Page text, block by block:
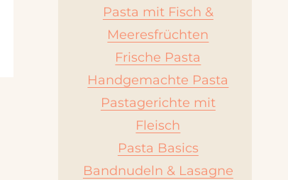
Pasta mit Fisch &
Meeresfrüchten
Frische Pasta
Handgemachte Pasta
Pastagerichte mit
Fleisch
Pasta Basics
Bandnudeln & Lasagne